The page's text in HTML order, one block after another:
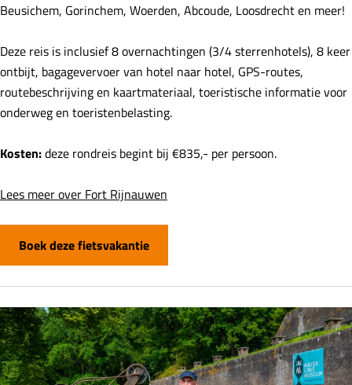
Beusichem, Gorinchem, Woerden, Abcoude, Loosdrecht en meer!
Deze reis is inclusief 8 overnachtingen (3/4 sterrenhotels), 8 keer
ontbijt, bagagevervoer van hotel naar hotel, GPS-routes,
routebeschrijving en kaartmateriaal, toeristische informatie voor
onderweg en toeristenbelasting.
Kosten:deze rondreis begint bij €835,- per persoon.
Lees meer over Fort Rijnauwen
Boek deze fietsvakantie